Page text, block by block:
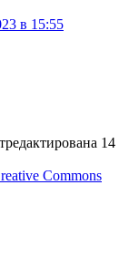
в 15:55
14
Commons